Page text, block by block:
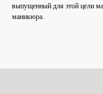
выпущенный для этой цели
маникюра.